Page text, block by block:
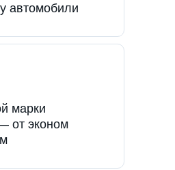
автомобили
марки
от эконом